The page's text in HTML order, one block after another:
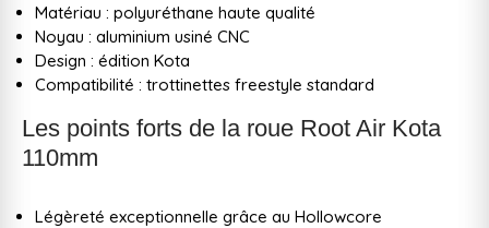
Matériau : polyuréthane haute qualité
Noyau : aluminium usiné CNC
Design : édition Kota
Compatibilité : trottinettes freestyle standard
Les points forts de la roue Root Air Kota
110mm
Légèreté exceptionnelle grâce au Hollowcore